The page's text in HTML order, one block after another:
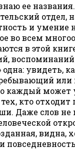
ее
отдел,
и умение
во всем
в этой
увидеть,
или
каждый может
кто отходит
Даже слов не
видна,